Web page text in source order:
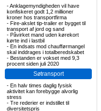
-Anklagemyndigheden vil have
konfiskeret godt 1,2 millioner
kroner hos transportfirma
- Fire-akslet tip-trailer er bygget til
transport af jord og sand
- Påvirket mand uden kørekort
kørte ind i lastbil
- En indsats mod chaufførmangel
skal inddrages i totalberedskabet
- Bestanden er vokset med 9,3
procent siden juli 2020
Søtransport
- En halv times daglig fysisk
aktivitet kan forebygge alvorlig
stress
- Tre rederier er indstillet til
diversitetspris